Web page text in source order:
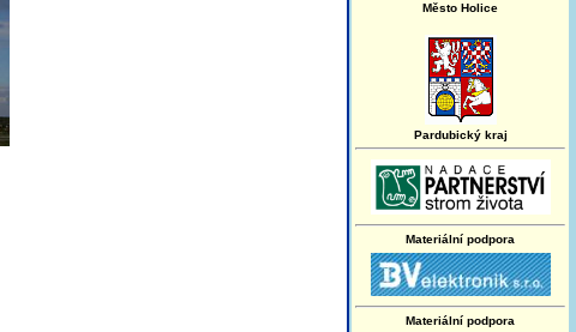
Město Holice
Pardubický kraj
Materiální podpora
Materiální podpora